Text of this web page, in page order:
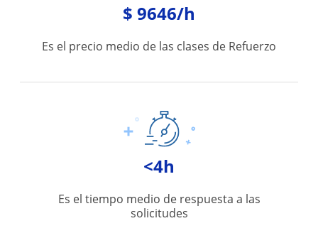
$ 9646/h
Es el precio medio de las clases de Refuerzo
<4h
Es el tiempo medio de respuesta a las
solicitudes